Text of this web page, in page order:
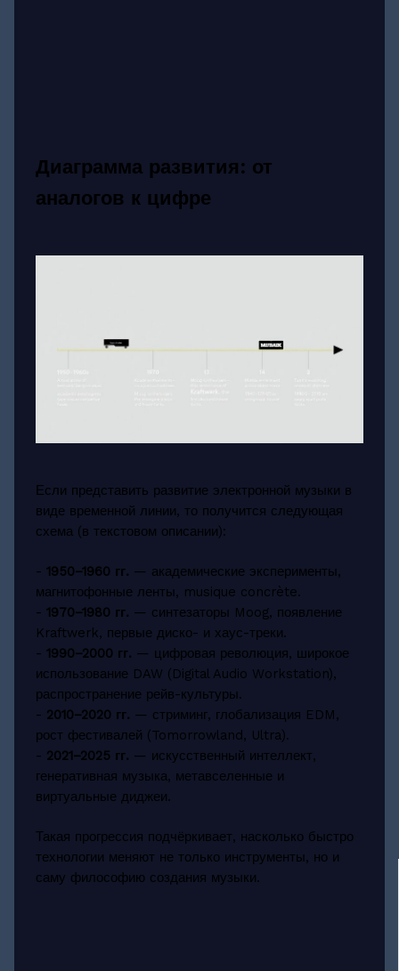
Диаграмма развития: от
аналогов к цифре
Если представить развитие электронной музыки в
виде временной линии, то получится следующая
схема (в текстовом описании):
- 1950–1960 гг. — академические эксперименты,
магнитофонные ленты, musique concrète.
- 1970–1980 гг. — синтезаторы Moog, появление
Kraftwerk, первые диско- и хаус-треки.
- 1990–2000 гг. — цифровая революция, широкое
использование DAW (Digital Audio Workstation),
распространение рейв-культуры.
- 2010–2020 гг. — стриминг, глобализация EDM,
рост фестивалей (Tomorrowland, Ultra).
- 2021–2025 гг. — искусственный интеллект,
генеративная музыка, метавселенные и
виртуальные диджеи.
Такая прогрессия подчёркивает, насколько быстро
технологии меняют не только инструменты, но и
саму философию создания музыки.